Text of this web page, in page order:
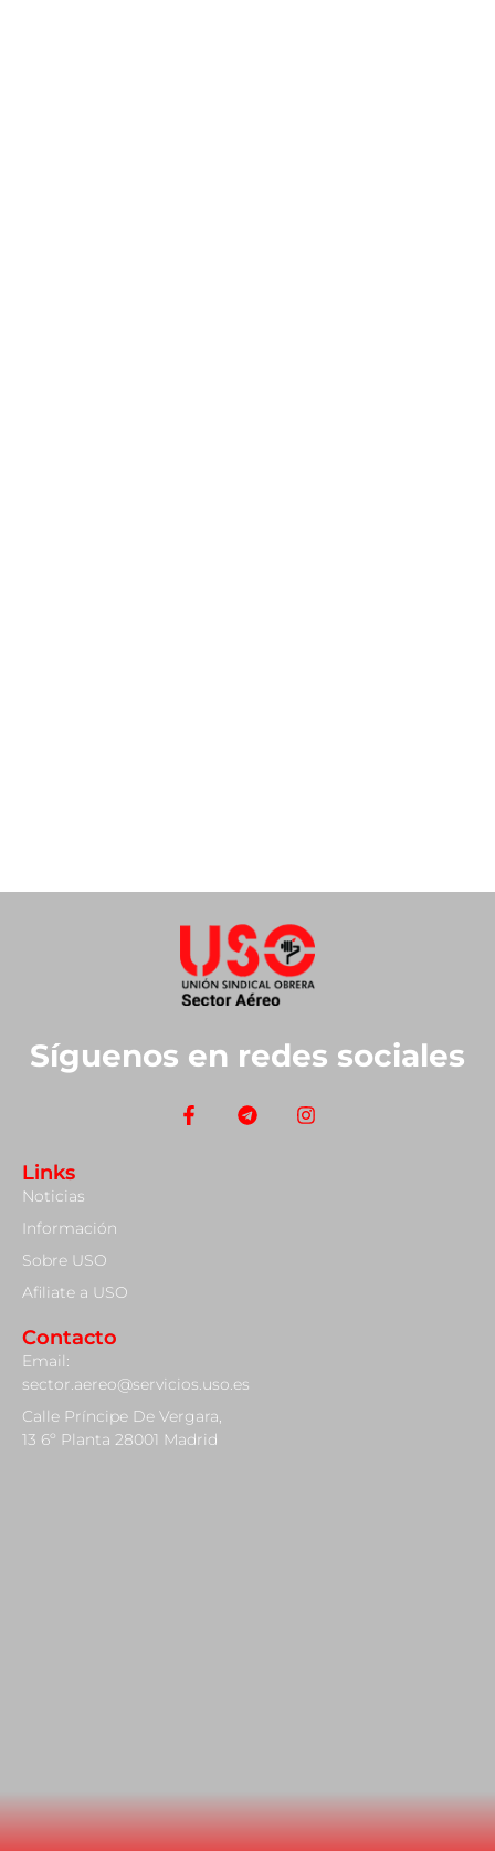
Síguenos en redes sociales
Links
Noticias
Información
Sobre USO
Afiliate a USO
Contacto
Email:
sector.aereo@servicios.uso.es
Calle Príncipe De Vergara,
13 6º Planta 28001 Madrid